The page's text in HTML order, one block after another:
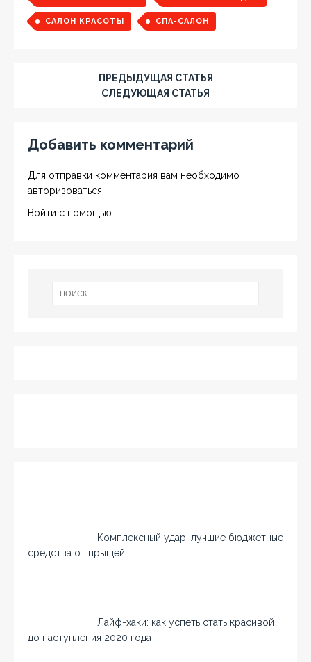
САЛОН КРАСОТЫ СПА-САЛОН
ПРЕДЫДУЩАЯ СТАТЬЯ
СЛЕДУЮЩАЯ СТАТЬЯ
Добавить комментарий
Для отправки комментария вам необходимо
авторизоваться
Войти с помощью:
Комплексный удар: лучшие бюджетные
средства от прыщей
Лайф-хаки: как успеть стать красивой
до наступления 2020 года